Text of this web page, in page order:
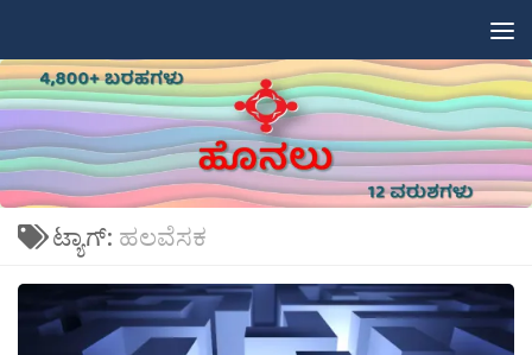
ಟ್ಯಾಗ್: ಹಲವೆಸಕ